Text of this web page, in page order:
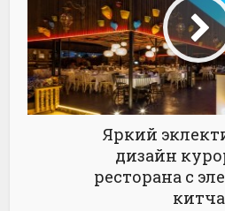
Яркий
дизайн
ресторана с
китча